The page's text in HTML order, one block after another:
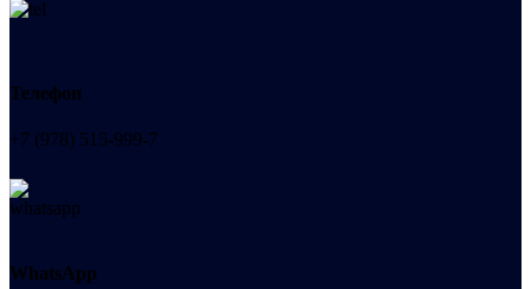
Телефон
+7 (978) 515-999-7
WhatsApp